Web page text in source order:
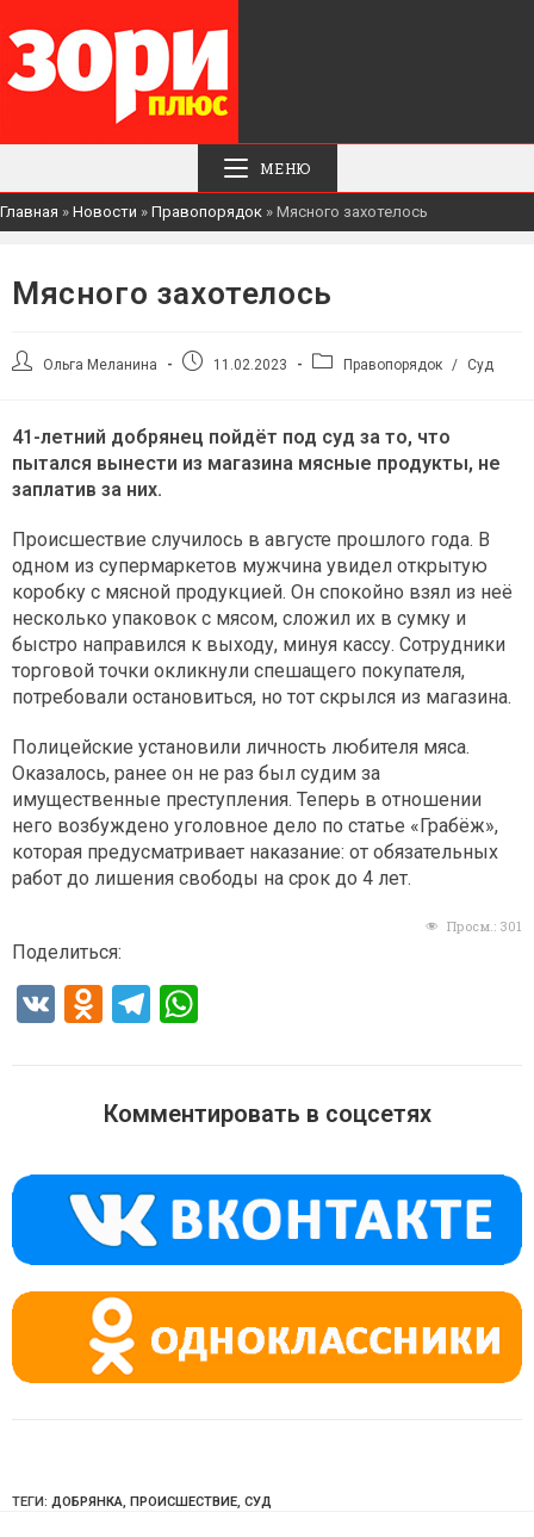
МЕНЮ
Главная » Новости » Правопорядок » Мясного захотелось
Мясного захотелось
АвторОльга Меланина
Запись11.02.2023
РубрикаПравопорядок / Суд
41-летний добрянец пойдёт под суд за то, что
пытался вынести из магазина мясные продукты, не
заплатив за них.
Происшествие случилось в августе прошлого года. В
одном из супермаркетов мужчина увидел открытую
коробку с мясной продукцией. Он спокойно взял из неё
несколько упаковок с мясом, сложил их в сумку и
быстро направился к выходу, минуя кассу. Сотрудники
торговой точки окликнули спешащего покупателя,
потребовали остановиться, но тот скрылся из магазина.
Полицейские установили личность любителя мяса.
Оказалось, ранее он не раз был судим за
имущественные преступления. Теперь в отношении
него возбуждено уголовное дело по статье «Грабёж»,
которая предусматривает наказание: от обязательных
работ до лишения свободы на срок до 4 лет.
Просм.: 301
Поделиться:
V
O
o
a
ss
ni
ki
T
gr
m
s
p
p
Комментировать в соцсетях
ТЕГИ: ДОБРЯНКА, ПРОИСШЕСТВИЕ, СУД